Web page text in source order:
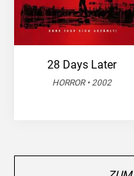
28 Days Later
HORROR • 2002